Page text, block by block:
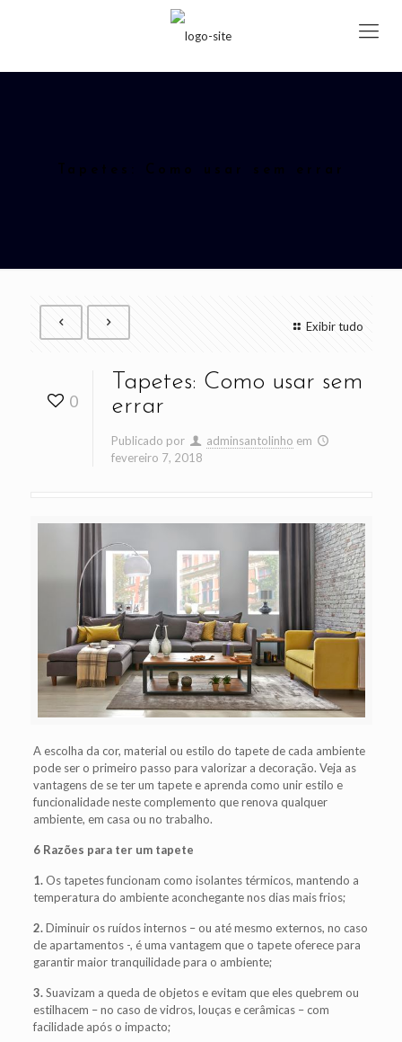
Tapetes: Como usar sem errar
Exibir tudo
0
Tapetes: Como usar sem
errar
Publicado por adminsantolinho em
fevereiro 7, 2018
A escolha da cor, material ou estilo do tapete de cada ambiente
pode ser o primeiro passo para valorizar a decoração. Veja as
vantagens de se ter um tapete e aprenda como unir estilo e
funcionalidade neste complemento que renova qualquer
ambiente, em casa ou no trabalho.
6 Razões para ter um tapete
1.Os tapetes funcionam como isolantes térmicos, mantendo a
temperatura do ambiente aconchegante nos dias mais frios;
2.Diminuir os ruídos internos – ou até mesmo externos, no caso
de apartamentos -, é uma vantagem que o tapete oferece para
garantir maior tranquilidade para o ambiente;
3.Suavizam a queda de objetos e evitam que eles quebrem ou
estilhacem – no caso de vidros, louças e cerâmicas – com
facilidade após o impacto;